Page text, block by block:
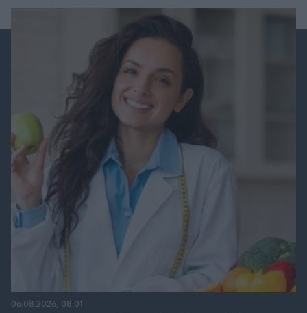
06.08.2026, 08:01